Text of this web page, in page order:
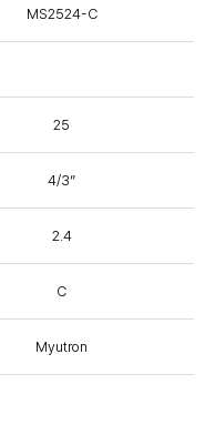
MS2524-C
25
4/3”
2.4
C
Myutron